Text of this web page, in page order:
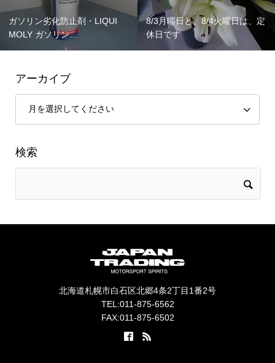
ガソリン劣化防止剤・LIQUI
MOLY ガソリン…
8/3月曜日と、8/4火曜日は、定
休日です
アーカイブ
検索
北海道札幌市白石区北郷4条2丁目1番2号
TEL:011-875-6562
FAX:011-875-6502